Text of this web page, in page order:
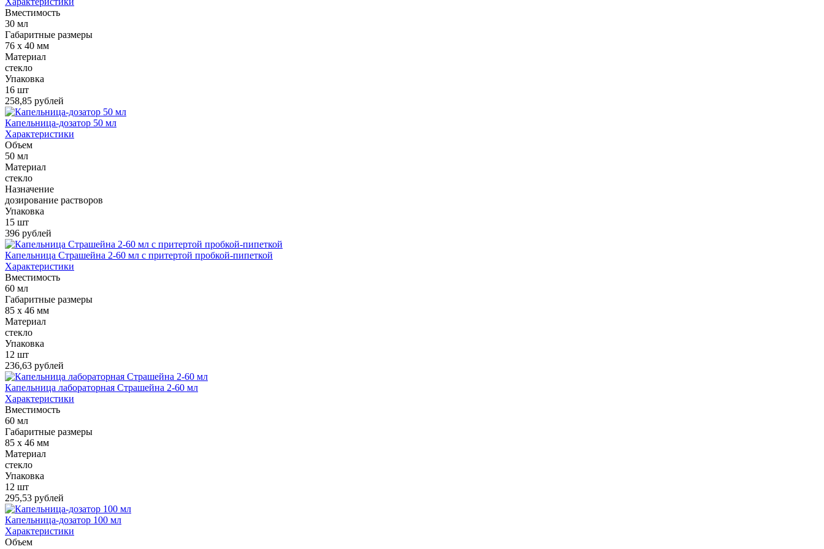
Вместимость
30 мл
Габаритные размеры
76 х 40 мм
Материал
стекло
Упаковка
16 шт
258,85 рублей
Капельница-дозатор 50 мл
Характеристики
Объем
50 мл
Материал
стекло
Назначение
дозирование растворов
Упаковка
15 шт
396 рублей
Капельница Страшейна 2-60 мл с притертой пробкой-пипеткой
Характеристики
Вместимость
60 мл
Габаритные размеры
85 х 46 мм
Материал
стекло
Упаковка
12 шт
236,63 рублей
Капельница лабораторная Страшейна 2-60 мл
Характеристики
Вместимость
60 мл
Габаритные размеры
85 х 46 мм
Материал
стекло
Упаковка
12 шт
295,53 рублей
Капельница-дозатор 100 мл
Характеристики
Объем